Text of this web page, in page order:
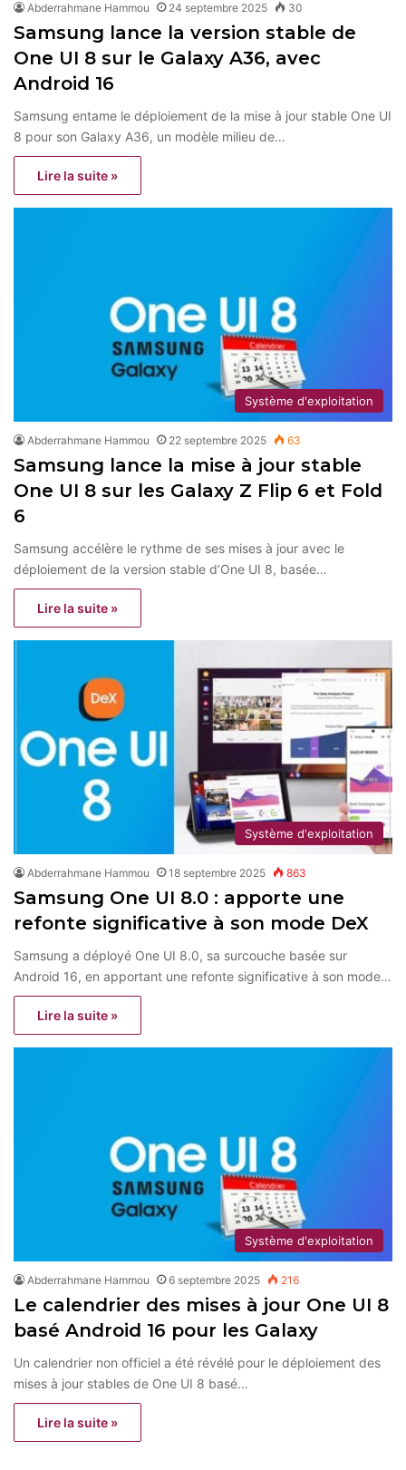
Abderrahmane Hammou 24 septembre 2025 30
Samsung lance la version stable de
One UI 8 sur le Galaxy A36, avec
Android 16
Samsung entame le déploiement de la mise à jour stable One UI
8 pour son Galaxy A36, un modèle milieu de…
Lire la suite »
Système d'exploitation
Abderrahmane Hammou 22 septembre 2025 63
Samsung lance la mise à jour stable
One UI 8 sur les Galaxy Z Flip 6 et Fold
6
Samsung accélère le rythme de ses mises à jour avec le
déploiement de la version stable d’One UI 8, basée…
Lire la suite »
Système d'exploitation
Abderrahmane Hammou 18 septembre 2025 863
Samsung One UI 8.0 : apporte une
refonte significative à son mode DeX
Samsung a déployé One UI 8.0, sa surcouche basée sur
Android 16, en apportant une refonte significative à son mode…
Lire la suite »
Système d'exploitation
Abderrahmane Hammou 6 septembre 2025 216
Le calendrier des mises à jour One UI 8
basé Android 16 pour les Galaxy
Un calendrier non officiel a été révélé pour le déploiement des
mises à jour stables de One UI 8 basé…
Lire la suite »